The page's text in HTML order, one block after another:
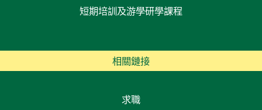
短期培訓及游學研學課程
相關鏈接
求職